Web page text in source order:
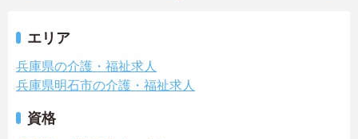
エリア
兵庫県の介護・福祉求人
兵庫県明石市の介護・福祉求人
資格